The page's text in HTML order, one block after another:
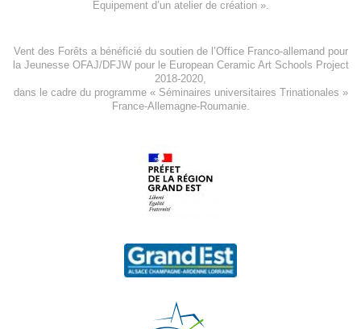
Equipement d’un atelier de création».
Vent des Forêts a bénéficié du soutien de l’Office Franco-allemand pour
la Jeunesse OFAJ/DFJWpour leEuropean Ceramic Art Schools Project
2018-2020
dans le cadre du programme « Séminaires universitaires Trinationales »
France-Allemagne-Roumanie.